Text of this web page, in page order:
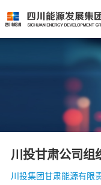
川投甘肃公司组
川投集团甘肃能源有限